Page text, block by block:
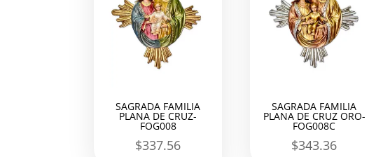
SAGRADA FAMILIA
PLANA DE CRUZ-
FOG008
$337.56
SAGRADA FAMILIA
PLANA DE CRUZ ORO-
FOG008C
$343.36